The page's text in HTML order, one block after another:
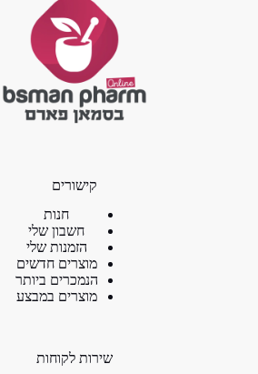
קישורים
חנות
חשבון שלי
הזמנות שלי
מוצרים חדשים
הנמכרים ביותר
מוצרים במבצע
שירות לקוחות